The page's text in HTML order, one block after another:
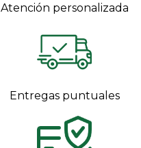
Atención personalizada
Entregas puntuales